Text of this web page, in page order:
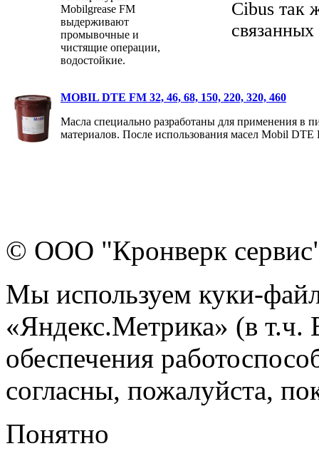
Mobilgrease FM
выдерживают
промывочные и
чистящие операции,
водостойкие.
Cibus так
MOBIL DTE FM 32, 46, 68, 150, 220, 320, 460
Масла специально разработаны для применения в
материалов. После использования масел Mobil DTE
© ООО "Кронверк
Мы используем куки-
«Яндекс.Метрика» (в т.ч.
обеспечения
согласны, пожалуйста,
Понятно